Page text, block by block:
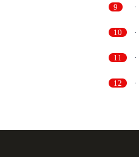
9
10
11
12